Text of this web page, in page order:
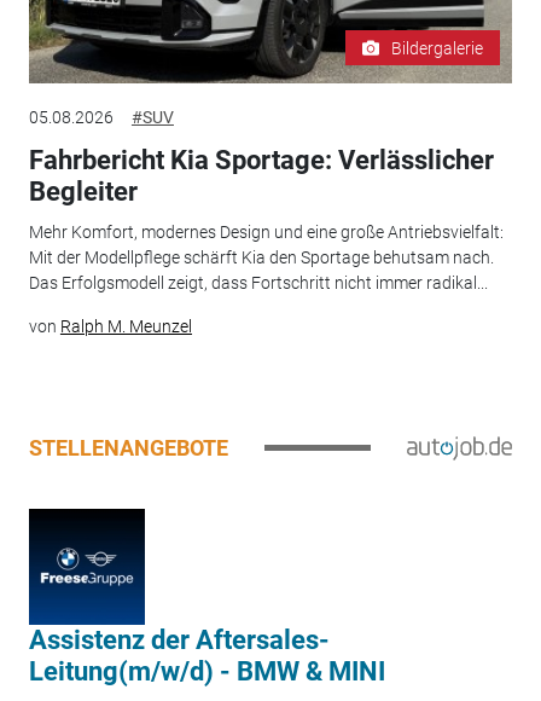
Bildergalerie
05.08.2026 #SUV
Fahrbericht Kia Sportage: Verlässlicher
Begleiter
Mehr Komfort, modernes Design und eine große Antriebsvielfalt:
Mit der Modellpflege schärft Kia den Sportage behutsam nach.
Das Erfolgsmodell zeigt, dass Fortschritt nicht immer radikal...
von Ralph M. Meunzel
STELLENANGEBOTE
Assistenz der Aftersales-
Leitung(m/w/d) - BMW & MINI